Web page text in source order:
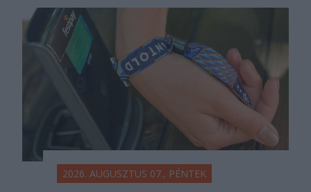
2026. AUGUSZTUS 07., PÉNTEK